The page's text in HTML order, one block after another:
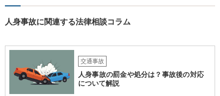
人身事故に関連する法律相談コラム
交通事故
人身事故の罰金や処分は？事故後の対応
について解説